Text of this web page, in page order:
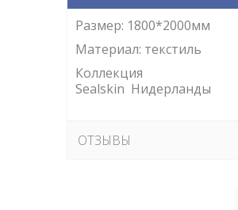
Размер: 1800*2000мм
Материал: текстиль
Коллекция
Sealskin Нидерланды
ОТЗЫВЫ